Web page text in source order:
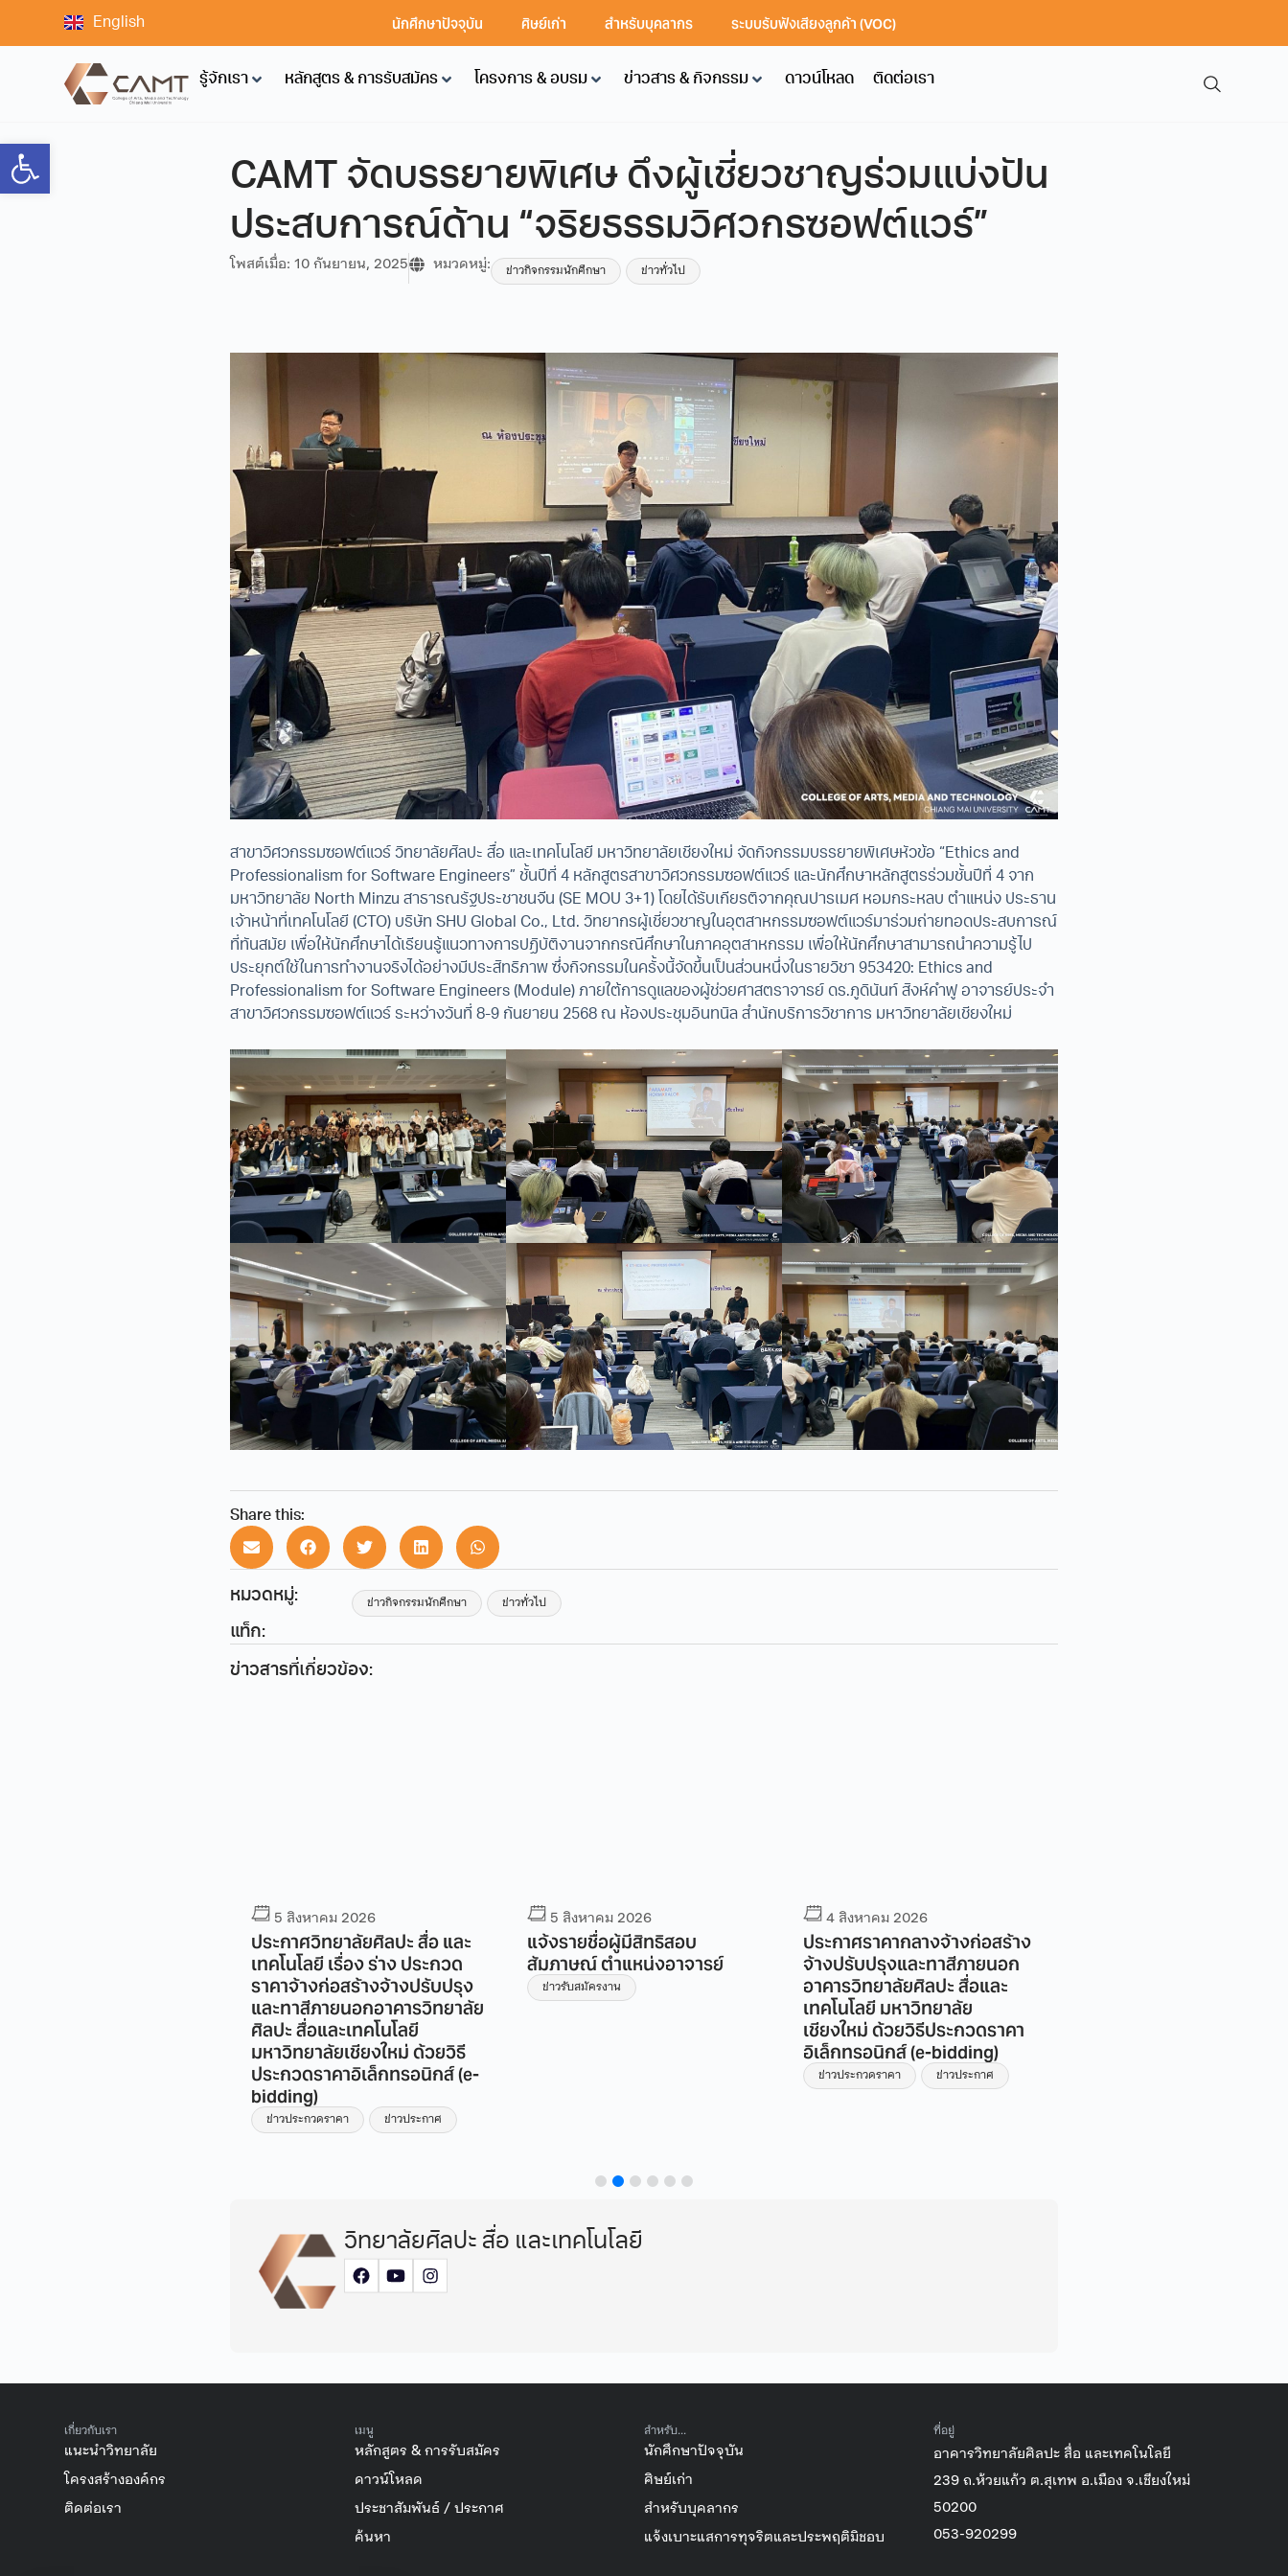
Open toolbar
English นักศึกษาปัจจุบัน ศิษย์เก่า สำหรับบุคลากร ระบบรับฟังเสียงลูกค้า (VOC)
รู้จักเรา หลักสูตร & การรับสมัคร โครงการ & อบรม ข่าวสาร & กิจกรรม ดาวน์โหลด ติดต่อเรา
CAMT จัดบรรยายพิเศษ ดึงผู้เชี่ยวชาญร่วมแบ่งปัน
ประสบการณ์ด้าน “จริยธรรมวิศวกรซอฟต์แวร์”
โพสต์เมื่อ: 10 กันยายน, 2025 หมวดหมู่: ข่าวกิจกรรมนักศึกษา ข่าวทั่วไป
สาขาวิศวกรรมซอฟต์แวร์ วิทยาลัยศิลปะ สื่อ และเทคโนโลยี มหาวิทยาลัยเชียงใหม่ จัดกิจกรรมบรรยายพิเศษหัวข้อ “Ethics and
Professionalism for Software Engineers” ชั้นปีที่ 4 หลักสูตรสาขาวิศวกรรมซอฟต์แวร์ และนักศึกษาหลักสูตรร่วมชั้นปีที่ 4 จาก
มหาวิทยาลัย North Minzu สาธารณรัฐประชาชนจีน (SE MOU 3+1) โดยได้รับเกียรติจากคุณปารเมศ หอมกระหลบ ตำแหน่ง ประธาน
เจ้าหน้าที่เทคโนโลยี (CTO) บริษัท SHU Global Co., Ltd. วิทยากรผู้เชี่ยวชาญในอุตสาหกรรมซอฟต์แวร์มาร่วมถ่ายทอดประสบการณ์
ที่ทันสมัย เพื่อให้นักศึกษาได้เรียนรู้แนวทางการปฏิบัติงานจากกรณีศึกษาในภาคอุตสาหกรรม เพื่อให้นักศึกษาสามารถนำความรู้ไป
ประยุกต์ใช้ในการทำงานจริงได้อย่างมีประสิทธิภาพ ซึ่งกิจกรรมในครั้งนี้จัดขึ้นเป็นส่วนหนึ่งในรายวิชา 953420: Ethics and
Professionalism for Software Engineers (Module) ภายใต้การดูแลของผู้ช่วยศาสตราจารย์ ดร.ภูดินันท์ สิงห์คำฟู อาจารย์ประจำ
สาขาวิศวกรรมซอฟต์แวร์ ระหว่างวันที่ 8-9 กันยายน 2568 ณ ห้องประชุมอินทนิล สำนักบริการวิชาการ มหาวิทยาลัยเชียงใหม่
Share this:
หมวดหมู่: ข่าวกิจกรรมนักศึกษา
ข่าวทั่วไป
แท็ก:
ข่าวสารที่เกี่ยวข้อง:
5 สิงหาคม 2026
ประกาศวิทยาลัยศิลปะ สื่อ และ
เทคโนโลยี เรื่อง ร่าง ประกวด
ราคาจ้างก่อสร้างจ้างปรับปรุง
และทาสีภายนอกอาคารวิทยาลัย
ศิลปะ สื่อและเทคโนโลยี
มหาวิทยาลัยเชียงใหม่ ด้วยวิธี
ประกวดราคาอิเล็กทรอนิกส์ (e-
bidding)
ข่าวประกวดราคา ข่าวประกาศ
5 สิงหาคม 2026
แจ้งรายชื่อผู้มีสิทธิสอบ
สัมภาษณ์ ตำแหน่งอาจารย์
ข่าวรับสมัครงาน
4 สิงหาคม 2026
ประกาศราคากลางจ้างก่อสร้าง
จ้างปรับปรุงและทาสีภายนอก
อาคารวิทยาลัยศิลปะ สื่อและ
เทคโนโลยี มหาวิทยาลัย
เชียงใหม่ ด้วยวิธีประกวดราคา
อิเล็กทรอนิกส์ (e-bidding)
ข่าวประกวดราคา ข่าวประกาศ
วิทยาลัยศิลปะ สื่อ และเทคโนโลยี
เกี่ยวกับเรา
แนะนำวิทยาลัย
โครงสร้างองค์กร
ติดต่อเรา
เมนู
หลักสูตร & การรับสมัคร
ดาวน์โหลด
ประชาสัมพันธ์ / ประกาศ
ค้นหา
สำหรับ...
นักศึกษาปัจจุบัน
ศิษย์เก่า
สำหรับบุคลากร
แจ้งเบาะแสการทุจริตและประพฤติมิชอบ
ที่อยู่
อาคารวิทยาลัยศิลปะ สื่อ และเทคโนโลยี
239 ถ.ห้วยแก้ว ต.สุเทพ อ.เมือง จ.เชียงใหม่
50200
053-920299